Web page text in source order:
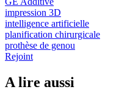
impression 3D
intelligence artificielle
planification chirurgicale
prothèse de genou
Rejoint
A lire aussi